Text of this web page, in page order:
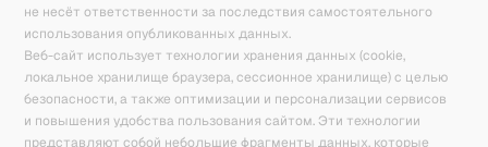
не несёт ответственности за последствия самостоятельного
использования опубликованных данных.
Веб-сайт использует технологии хранения данных (cookie,
локальное хранилище браузера, сессионное хранилище) с целью
безопасности, а также оптимизации и персонализации сервисов
и повышения удобства пользования сайтом. Эти технологии
представляют собой небольшие фрагменты данных, которые